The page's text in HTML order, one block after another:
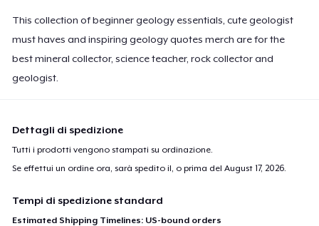
This collection of beginner geology essentials, cute geologist
must haves and inspiring geology quotes merch are for the
best mineral collector, science teacher, rock collector and
geologist.
Dettagli di spedizione
Tutti i prodotti vengono stampati su ordinazione.
Se effettui un ordine ora, sarà spedito il, o prima delAugust 17, 2026.
Tempi di spedizione standard
Estimated Shipping Timelines: US-bound orders